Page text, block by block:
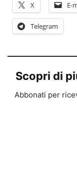
X E-
Telegram
Scopri di
Abbonati per